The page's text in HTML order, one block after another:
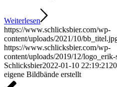
Weiterlesen
https://www.schlicksbier.com/wp-
content/uploads/2021/10/
https://www.schlicksbier.com/wp-
content/uploads/2019/12/
Schlicksbier2022-01-10 22:19:21
eigene Bildbände erstellt